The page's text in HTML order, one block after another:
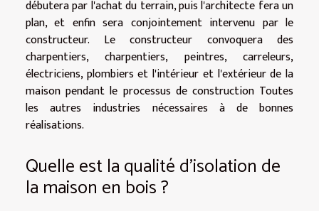
débutera par l'achat du terrain, puis l'architecte fera un
plan, et enfin sera conjointement intervenu par le
constructeur. Le constructeur convoquera des
charpentiers, charpentiers, peintres, carreleurs,
électriciens, plombiers et l'intérieur et l'extérieur de la
maison pendant le processus de construction Toutes
les autres industries nécessaires à de bonnes
réalisations.
Quelle est la qualité d'isolation de
la maison en bois ?